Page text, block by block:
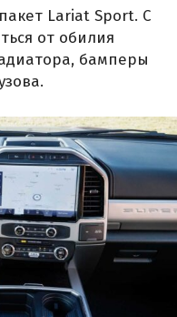
Lariat Sport. С
от обилия
бамперы